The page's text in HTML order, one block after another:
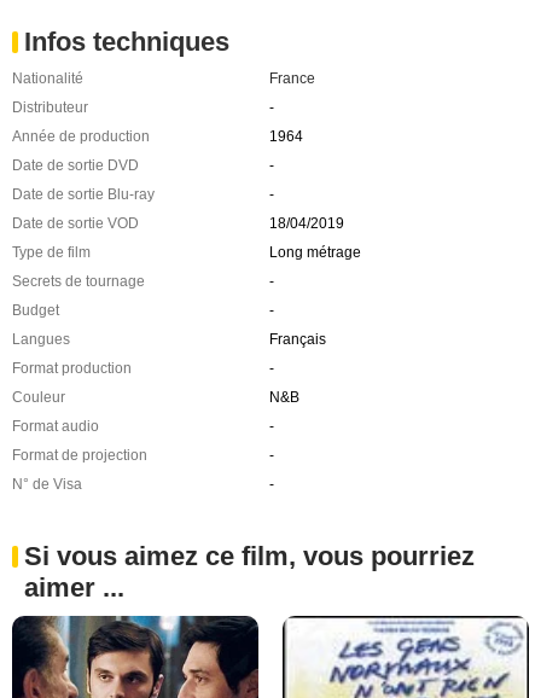
Infos techniques
Nationalité
France
Distributeur
-
Année de production
1964
Date de sortie DVD
-
Date de sortie Blu-ray
-
Date de sortie VOD
18/04/2019
Type de film
Long métrage
Secrets de tournage
-
Budget
-
Langues
Français
Format production
-
Couleur
N&B
Format audio
-
Format de projection
-
N° de Visa
-
Si vous aimez ce film, vous pourriez
aimer ...